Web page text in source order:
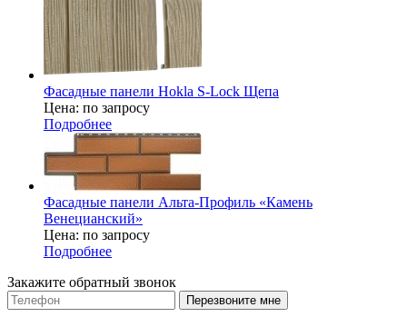
Фасадные панели Hokla S-Lock Щепа
Цена: по запросу
Подробнее
Фасадные панели Альта-Профиль «Камень
Венецианский»
Цена: по запросу
Подробнее
Закажите обратный звонок
Перезвоните мне